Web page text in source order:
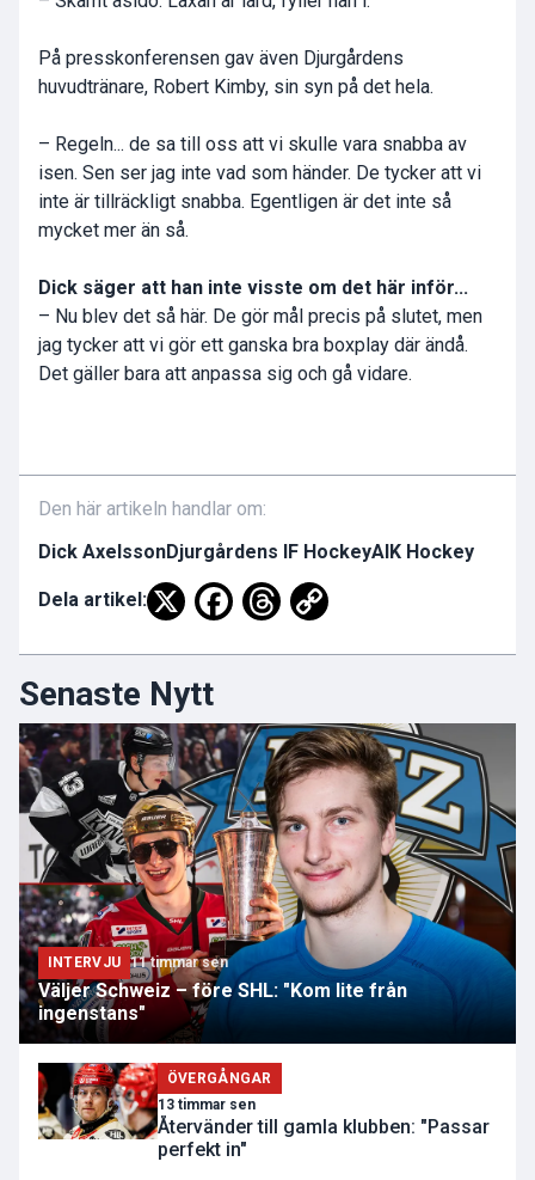
På presskonferensen gav även Djurgårdens
huvudtränare, Robert Kimby, sin syn på det hela.
– Regeln... de sa till oss att vi skulle vara snabba av
isen. Sen ser jag inte vad som händer. De tycker att vi
inte är tillräckligt snabba. Egentligen är det inte så
mycket mer än så.
Dick säger att han inte visste om det här inför...
– Nu blev det så här. De gör mål precis på slutet, men
jag tycker att vi gör ett ganska bra boxplay där ändå.
Det gäller bara att anpassa sig och gå vidare.
Den här artikeln handlar om:
Dick AxelssonDjurgårdens IF HockeyAIK Hockey
Dela artikel:
Senaste Nytt
INTERVJU 11 timmar sen
Väljer Schweiz – före SHL: "Kom lite från
ingenstans"
ÖVERGÅNGAR
13 timmar sen
Återvänder till gamla klubben: "Passar
perfekt in"